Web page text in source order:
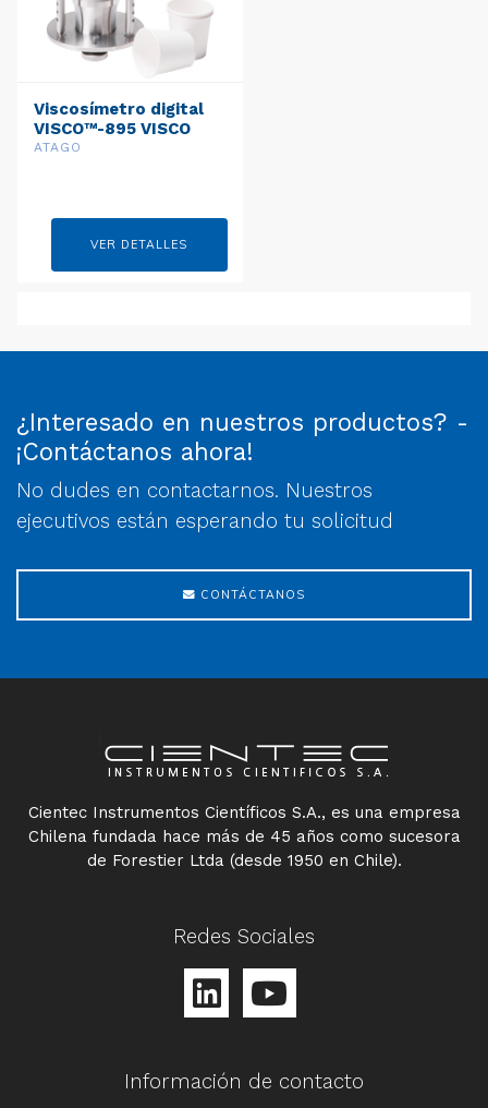
Viscosímetro digital
VISCO™-895 VISCO
Package A
ATAGO
VER DETALLES
¿Interesado en nuestros productos? -
¡Contáctanos ahora!
No dudes en contactarnos. Nuestros
ejecutivos están esperando tu solicitud
CONTÁCTANOS
Cientec Instrumentos Científicos S.A., es una empresa
Chilena fundada hace más de 45 años como sucesora
de Forestier Ltda (desde 1950 en Chile).
Redes Sociales
Información de contacto